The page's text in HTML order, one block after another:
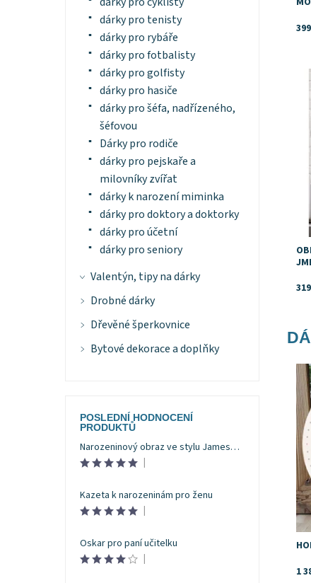
1
dárky pro tenisty
dárky pro rybáře
dárky pro fotbalisty
dárky pro golfisty
dárky pro hasiče
dárky pro šéfa, nadřízeného,
šéfovou
Dárky pro rodiče
dárky pro pejskaře a
milovníky zvířat
dárky k narození miminka
dárky pro doktory a doktorky
dárky pro účetní
dárky pro seniory
Valentýn, tipy na dárky
Drobné dárky
Dřevěné šperkovnice
Bytové dekorace a doplňky
POSLEDNÍ HODNOCENÍ
PRODUKTŮ
Narozeninový obraz ve stylu Jamese Bonda
|
Kazeta k narozeninám pro ženu
|
Oskar pro paní učitelku
|